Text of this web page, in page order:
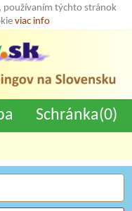
používaním týchto stránok
viac info
Schránka(0)